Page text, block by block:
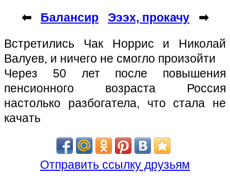
⬅ Балансир Эээх, прокачу ➡
Встретились Чак Норрис и Николай
Валуев, и ничего не смогло произойти
Через 50 лет после повышения
пенсионного возраста Россия
настолько разбогатела, что стала не
качать
Отправить ссылку друзьям